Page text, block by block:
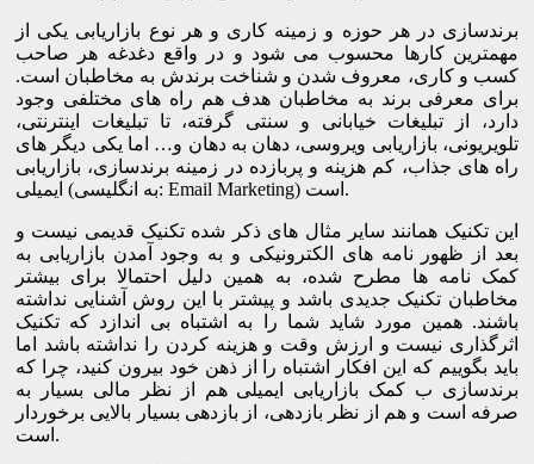
برندسازی در هر حوزه و زمینه کاری و هر نوع بازاریابی یکی از
مهمترین کارها محسوب می شود و در واقع دغدغه هر صاحب
کسب و کاری، معروف شدن و شناخت برندش به مخاطبان است.
برای معرفی برند به مخاطبان هدف هم راه های مختلفی وجود
دارد، از تبلیغات خیابانی و سنتی گرفته، تا تبلیغات اینترنتی،
تلویریونی، بازاریابی ویروسی، دهان به دهان و… اما یکی دیگر های
راه های جذاب، کم هزینه و پربازده در زمینه برندسازی، بازاریابی
ایمیلی (به انگلیسی: Email Marketing) است.
این تکنیک همانند سایر مثال های ذکر شده تکنیک قدیمی نیست و
بعد از ظهور نامه های الکترونیکی و به وجود آمدن بازاریابی به
کمک نامه ها مطرح شده، به همین دلیل احتمالا برای بیشتر
مخاطبان تکنیک جدیدی باشد و پیشتر با این روش آشنایی نداشته
باشند. همین مورد شاید شما را به اشتباه بی اندازد که تکنیک
اثرگذاری نیست و ارزش وقت و هزینه کردن را نداشته باشد اما
باید بگوییم که این افکار اشتباه را از ذهن خود بیرون کنید، چرا که
برندسازی ب کمک بازاریابی ایمیلی هم از نظر مالی بسیار به
صرفه است و هم از نظر بازدهی، از بازدهی بسیار بالایی برخوردار
است.